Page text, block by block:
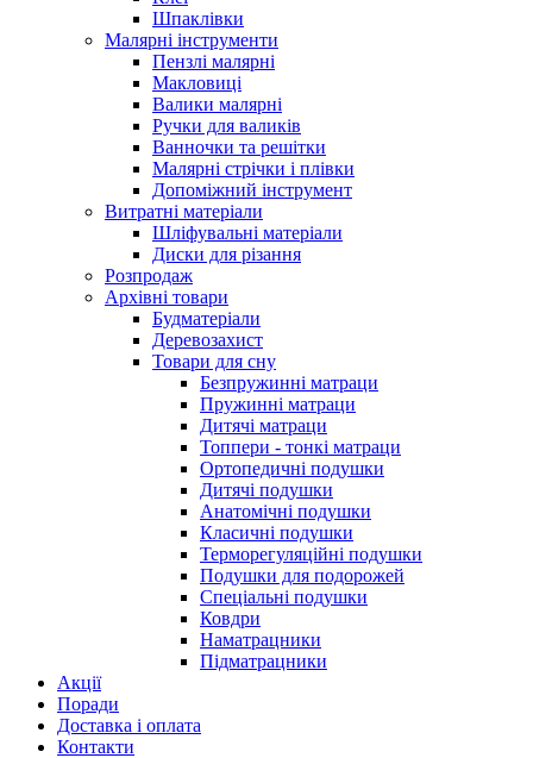
Шпаклівки
Малярні інструменти
Пензлі малярні
Макловиці
Валики малярні
Ручки для валиків
Ванночки та решітки
Малярні стрічки і плівки
Допоміжний інструмент
Витратні матеріали
Шліфувальні матеріали
Диски для різання
Розпродаж
Архівні товари
Будматеріали
Деревозахист
Товари для сну
Безпружинні матраци
Пружинні матраци
Дитячі матраци
Топпери - тонкі матраци
Ортопедичні подушки
Дитячі подушки
Анатомічні подушки
Класичні подушки
Терморегуляційні подушки
Подушки для подорожей
Спеціальні подушки
Ковдри
Наматрацники
Підматрацники
Акції
Поради
Доставка і оплата
Контакти